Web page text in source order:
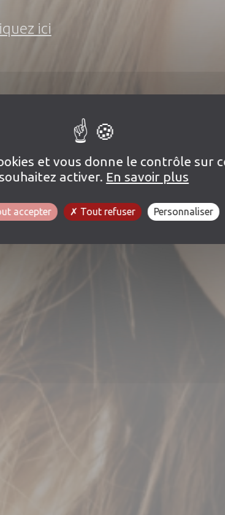
ici
et vous donne le contrôle sur
activer. En savoir plus
accepter Tout refuser Personnaliser